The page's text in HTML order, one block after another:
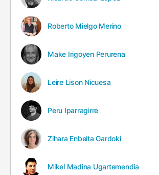
Roberto Mielgo Merino
Make Irigoyen Perurena
Leire Lison Nicuesa
Peru Iparragirre
Zihara Enbeita Gardoki
Mikel Madina Ugartemendia